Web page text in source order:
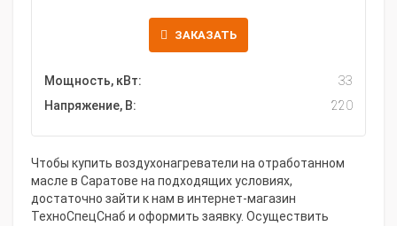
ЗАКАЗАТЬ
Мощность, кВт:
33
Напряжение, В:
220
Чтобы купить воздухонагреватели на отработанном
масле в Саратове на подходящих условиях,
достаточно зайти к нам в интернет-магазин
ТехноСпецСнаб и оформить заявку. Осуществить